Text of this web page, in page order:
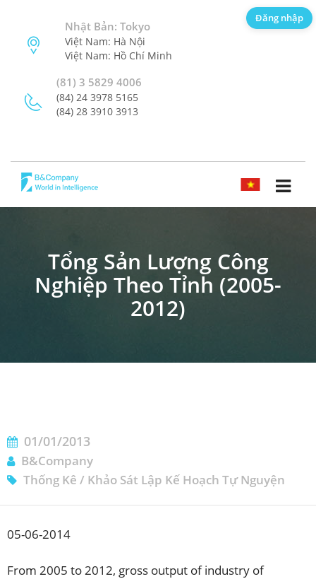
Nhật Bản: Tokyo
Việt Nam: Hà Nội
Việt Nam: Hồ Chí Minh
(81) 3 5829 4006
(84) 24 3978 5165
(84) 28 3910 3913
TIẾNG VIỆT
Tổng Sản Lượng Công
Nghiệp Theo Tỉnh (2005-
2012)
01/01/2013
B&Company
Thống Kê / Khảo Sát Lập Kế Hoạch Tự Nguyện
05-06-2014
From 2005 to 2012, gross output of industry of
Đăng nhập
ĐĂNG KÝ NHẬN BẢN TIN